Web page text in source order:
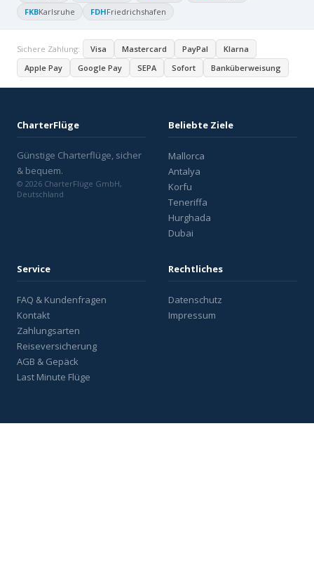
FKBKarlsruhe FDHFriedrichshafen
Sichere Zahlung: Visa Mastercard PayPal
Klarna
Apple Pay
Google Pay SEPA Sofort Banküberweisung
CharterFlüge
Günstige Charterflüge, sicher
& bequem.
© 2026 CharterFlüge GmbH,
Deutschland
Beliebte Ziele
Mallorca
Antalya
Korfu
Teneriffa
Hurghada
Dubai
Service
FAQ & Kundenfragen
Kontakt
Zahlungsarten
Reiseversicherung
AGB & Gepäck
Last Minute Flüge
Rechtliches
Datenschutz
Impressum